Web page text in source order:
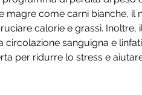
magre come carni bianche, il
calorie e grassi. Inoltre,
circolazione sanguigna e
per ridurre lo stress e